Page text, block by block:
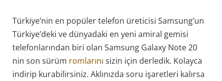
Türkiye’nin en popüler telefon üreticisi Samsung’un
Türkiye’deki ve dünyadaki en yeni amiral gemisi
telefonlarından biri olan Samsung Galaxy Note 20
nin son sürüm romlarını sizin için derledik. Kolayca
indirip kurabilirsiniz. Aklınızda soru işaretleri kalırsa